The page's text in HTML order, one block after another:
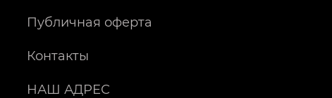
Публичная оферта
Контакты
НАШ АДРЕС